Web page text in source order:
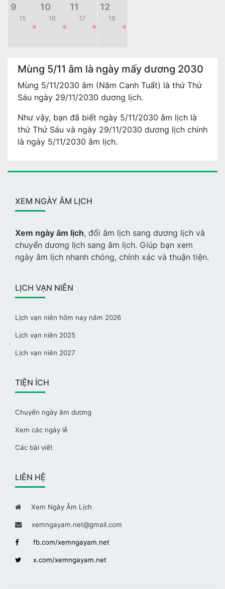
9
15
●
10
16
●
11
17
●
12
18
●
Mùng 5/11 âm là ngày mấy dương 2030
Mùng 5/11/2030 âm (Năm Canh Tuất) là thứ Thứ
Sáu ngày 29/11/2030 dương lịch.
Như vậy, bạn đã biết ngày 5/11/2030 âm lịch là
thứ Thứ Sáu và ngày 29/11/2030 dương lịch chính
là ngày 5/11/2030 âm lịch.
XEM NGÀY ÂM LỊCH
Xem ngày âm lịch, đổi âm lịch sang dương lịch và
chuyển dương lịch sang âm lịch. Giúp bạn xem
ngày âm lịch nhanh chóng, chính xác và thuận tiện.
LỊCH VẠN NIÊN
Lịch vạn niên hôm nay năm 2026
Lịch vạn niên 2025
Lịch vạn niên 2027
TIỆN ÍCH
Chuyển ngày âm dương
Xem các ngày lễ
Các bài viết
LIÊN HỆ
Xem Ngày Âm Lịch
xemngayam.net@gmail.com
fb.com/xemngayam.net
x.com/xemngayam.net